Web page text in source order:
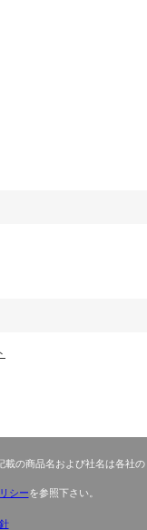
の商品名および社名は各社の
シーを参照下さい。